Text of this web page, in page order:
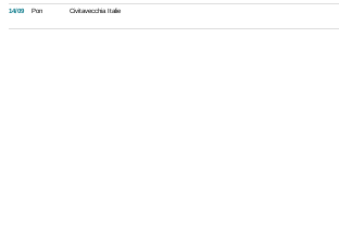
14/09 Pon Civitavecchia Italie